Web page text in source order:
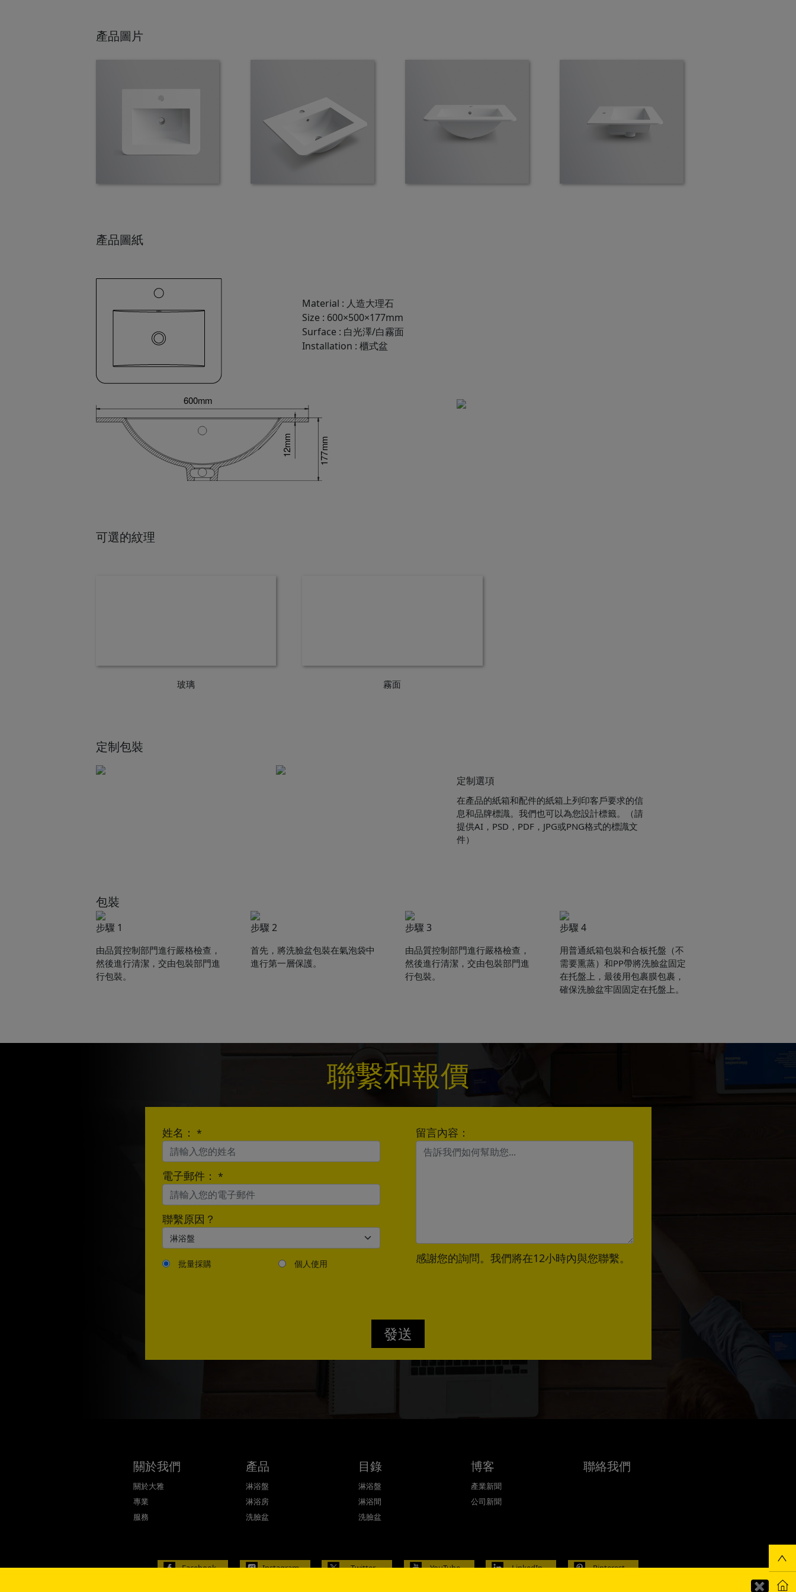
產品圖片
產品圖紙
Material : 人造大理石
Size : 600×500×177mm
Surface : 白光澤/白霧面
Installation : 櫃式盆
可選的紋理
玻璃 霧面
定制包裝
定制選項
在產品的紙箱和配件的紙箱上列印客戶要求的信
息和品牌標識。我們也可以為您設計標籤。（請
提供AI，PSD，PDF，JPG或PNG格式的標識文
件）
包裝
步驟 1
由品質控制部門進行嚴格檢查，
然後進行清潔，交由包裝部門進
行包裝。
步驟 2
首先，將洗臉盆包裝在氣泡袋中
進行第一層保護。
步驟 3
由品質控制部門進行嚴格檢查，
然後進行清潔，交由包裝部門進
行包裝。
步驟 4
用普通紙箱包裝和合板托盤（不
需要熏蒸）和PP帶將洗臉盆固定
在托盤上，最後用包裹膜包裹，
確保洗臉盆牢固固定在托盤上。
Get Catalogue
Confirmed
聯繫和報價
姓名： *
電子郵件： *
聯繫原因？
批量採購 個人使用
留言內容：
感謝您的詢問。我們將在12小時內與您聯繫。
發送
關於我們
關於大雅
專業
服務
產品
淋浴盤
淋浴房
洗臉盆
目錄
淋浴盤
淋浴間
洗臉盆
博客
產業新聞
公司新聞
聯絡我們
Facebook Instagram Twitter YouTube LinkedIn Pinterest
✖